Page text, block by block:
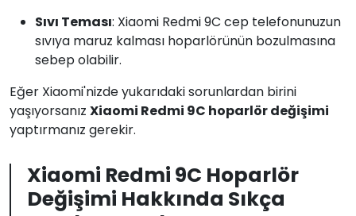
Sıvı Teması: Xiaomi Redmi 9C cep telefonunuzun
sıvıya maruz kalması hoparlörünün bozulmasına
sebep olabilir.
Eğer Xiaomi'nizde yukarıdaki sorunlardan birini
yaşıyorsanız Xiaomi Redmi 9C hoparlör değişimi
yaptırmanız gerekir.
Xiaomi Redmi 9C Hoparlör
Değişimi Hakkında Sıkça